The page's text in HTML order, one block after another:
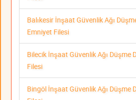
Balıkesir İnşaat Güvenlik Ağı
Emniyet Filesi
Bilecik İnşaat Güvenlik Ağı Düşme
Filesi
Bingöl İnşaat Güvenlik Ağı Düşme